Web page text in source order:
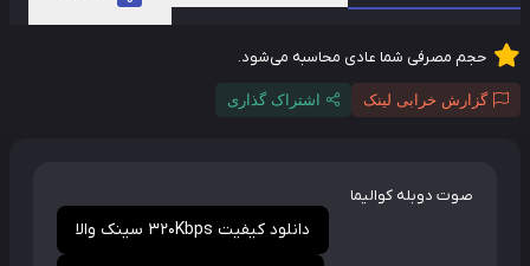
حجم مصرفی شما عادی محاسبه می‌شود.
گزارش خرابی لینک اشتراک گذاری
صوت دوبله کوالیما
دانلود کیفیت 320Kbps سینک والا